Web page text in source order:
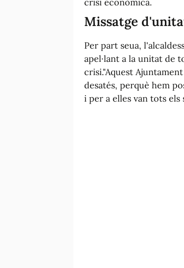
Missatge
Per part seua,
apel·lant a la unitat de
crisi."Aquest
desatés, perquè hem
i per a elles van tots els